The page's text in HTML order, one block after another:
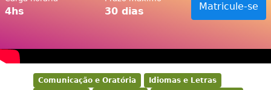
4hs 30 dias Matricule-se
Comunicação e Oratória
Idiomas e Letras